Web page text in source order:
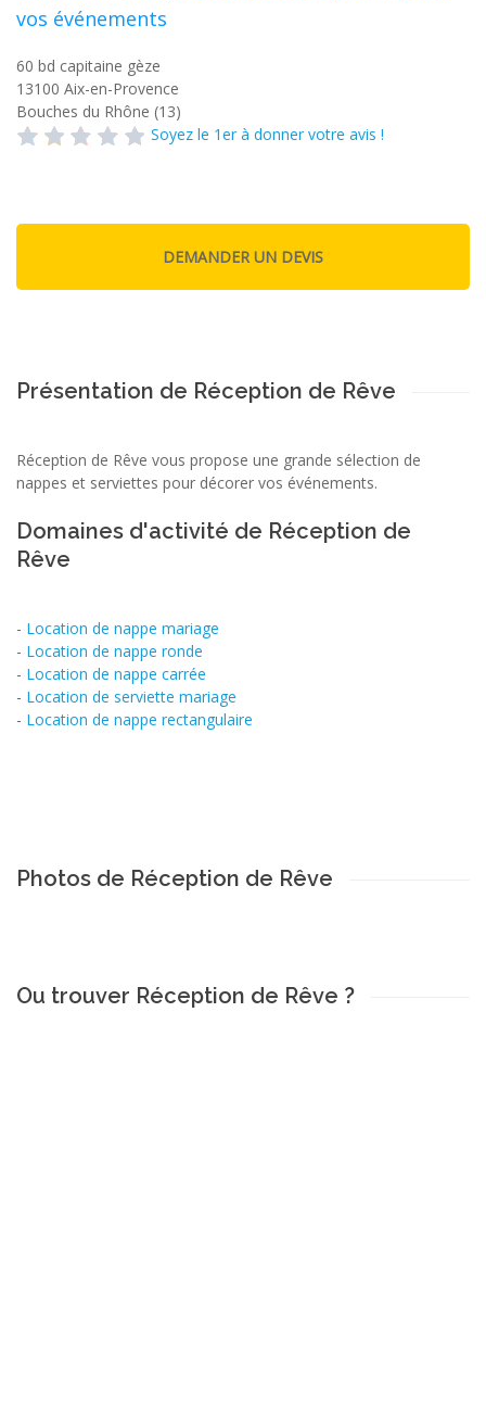
vos événements
60 bd capitaine gèze
13100 Aix-en-Provence
Bouches du Rhône (13)
Soyez le 1er à donner votre avis !
Présentation de Réception de Rêve
Réception de Rêve vous propose une grande sélection de
nappes et serviettes pour décorer vos événements.
Domaines d'activité de Réception de
Rêve
- Location de nappe mariage
- Location de nappe ronde
- Location de nappe carrée
- Location de serviette mariage
- Location de nappe rectangulaire
Photos de Réception de Rêve
Ou trouver Réception de Rêve ?